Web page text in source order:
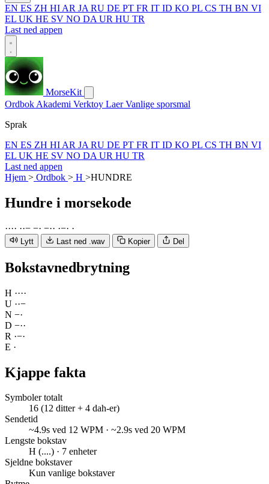
EN ES ZH HI AR JA RU DE PT FR IT ID KO PL CS TH BN VI
EL UK HE SV NO DA UR HU TR
Last ned appen
MorseKit
Ordbok Akademi Verktoy LaerVanlige sporsmal
Sprak
EN ES ZH HI AR JA RU DE PT FR IT ID KO PL CS TH BN VI
EL UK HE SV NO DA UR HU TR
Last ned appen
Hjem > Ordbok > H >HUNDRE
Hundre i morsekode
···· ··− −· −·· ·−· ·
Lytt Last ned .wav Kopier Del
Bokstavnedbrytning
H ····
U ··−
N −·
D −··
R ·−·
E ·
Kjappe fakta
Symboler totalt
16 (12 ditter + 4 dah-er)
Sendetid
~4.9s ved 12 WPM · ~2.9s ved 20 WPM
Lengste bokstav
H (....) · 7 enheter
Sjeldne bokstaver
Kun vanlige bokstaver